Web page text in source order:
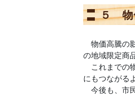
５ 物
物価高騰の
の地域限定商
これまでの
にもつながる
今後も、市